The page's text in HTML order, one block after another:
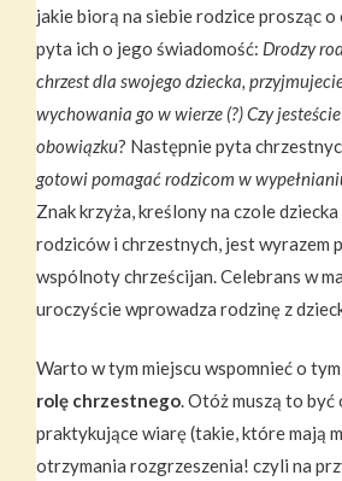
jakie biorą na siebie rodzice prosząc o
pyta ich o jego świadomość: Drodzy
chrzest dla swojego dziecka,
wychowania go w wierze (?) Czy
obowiązku? Następnie pyta
gotowi pomagać rodzicom w
Znak krzyża, kreślony na czole
rodziców i chrzestnych, jest wyrazem
wspólnoty chrześcijan. Celebrans w
uroczyście wprowadza rodzinę z
Warto w tym miejscu wspomnieć o
rolę chrzestnego. Otóż muszą to być
praktykujące wiarę (takie, które mają
otrzymania rozgrzeszenia! czyli na